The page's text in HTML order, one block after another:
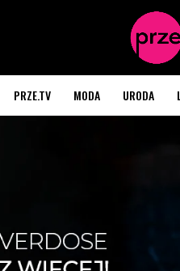
PRZE.TV MODA URODA